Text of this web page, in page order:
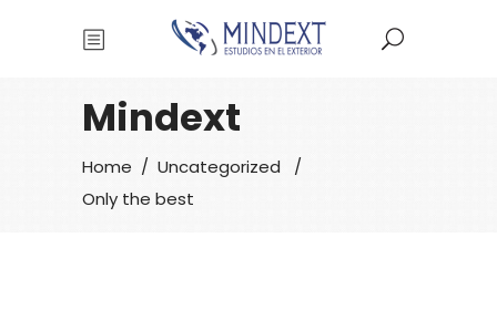
Mindext
Home / Uncategorized
/
Only the best